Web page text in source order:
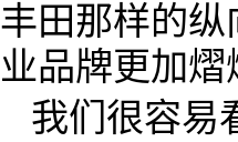
丰田那样的
业品牌更加熠
我们很容易